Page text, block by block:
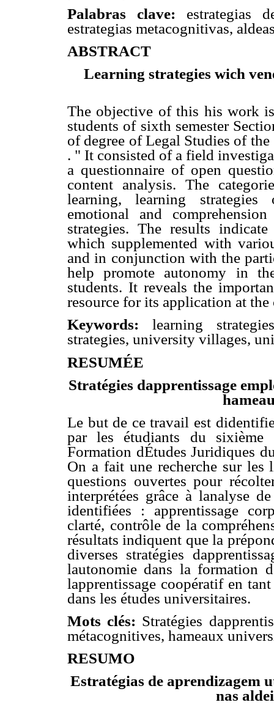
Palabras clave: estrategias
estrategias metacognitivas,
ABSTRACT
Learning strategies wich
The objective of this his work
students of sixth semester
of degree of Legal Studies of
. " It consisted of a field
a questionnaire of open
content analysis. The
learning, learning strategies
emotional and
strategies. The results
which supplemented with
and in conjunction with the
help promote autonomy in
students. It reveals the
resource for its application at the
Keywords: learning
strategies, university villages,
RESUMÉE
Stratégies dapprentissage
Le but de ce travail est
par les étudiants du sixième
Formation dÉtudes Juridiques
On a fait une recherche sur les
questions ouvertes pour
interprétées grâce à lanalyse
identifiées : apprentissage
clarté, contrôle de la
résultats indiquent que la
diverses stratégies
lautonomie dans la formation
lapprentissage coopératif en
dans les études universitaires.
Mots clés: Stratégies
métacognitives, hameaux
RESUMO
Estratégias de aprendizagem
nas